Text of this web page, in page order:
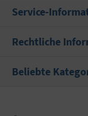
Service-
Rechtliche
Beliebte